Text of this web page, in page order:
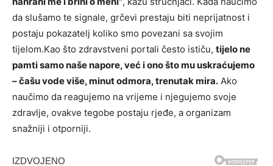
da slušamo te signale, grčevi prestaju biti neprijatnost i
postaju pokazatelj koliko smo povezani sa svojim
tijelom.Kao što zdravstveni portali često ističu, tijelo ne
pamti samo naše napore, već i ono što mu uskraćujemo
– čašu vode više, minut odmora, trenutak mira. Ako
naučimo da reagujemo na vrijeme i njegujemo svoje
zdravlje, ovakve tegobe postaju rjeđe, a organizam
snažniji i otporniji.